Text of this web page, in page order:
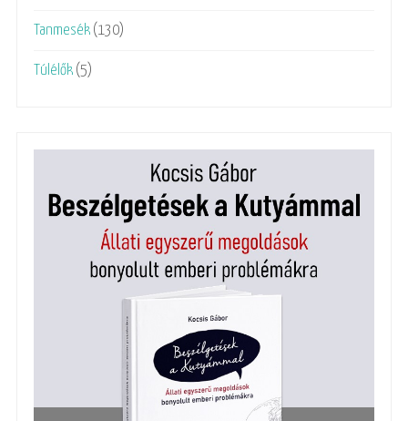
Tanmesék (130)
Túlélők (5)